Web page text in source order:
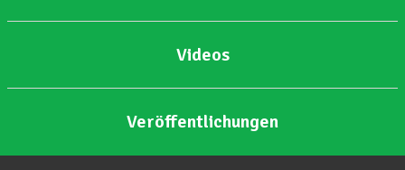
Videos
Veröffentlichungen